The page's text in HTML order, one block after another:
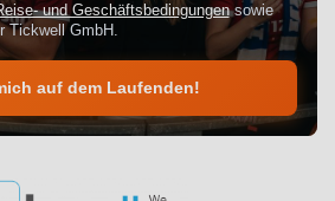
und Geschäftsbedingungensowie
Tickwell GmbH.
auf dem Laufenden!